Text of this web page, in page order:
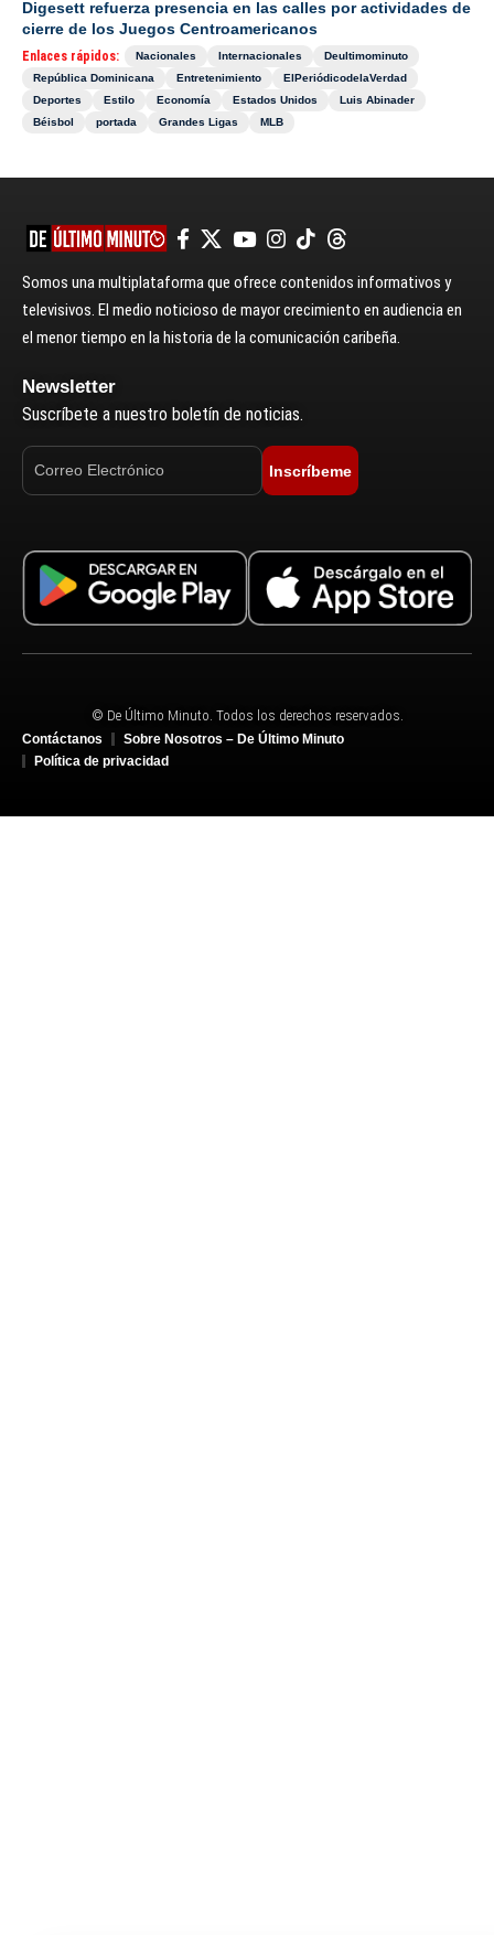
Digesett refuerza presencia en las calles por actividades de
cierre de los Juegos Centroamericanos
Enlaces rápidos: Nacionales Internacionales
Deultimominuto
República Dominicana
Entretenimiento
ElPeriódicodelaVerdad
Deportes
Estilo Economía Estados Unidos
Luis Abinader
Béisbol
portada Grandes Ligas MLB
Somos una multiplataforma que ofrece contenidos informativos y
televisivos. El medio noticioso de mayor crecimiento en audiencia en
el menor tiempo en la historia de la comunicación caribeña.
Newsletter
Suscríbete a nuestro boletín de noticias.
Inscríbeme
© De Último Minuto. Todos los derechos reservados.
Contáctanos
Sobre Nosotros – De Último Minuto
Política de privacidad